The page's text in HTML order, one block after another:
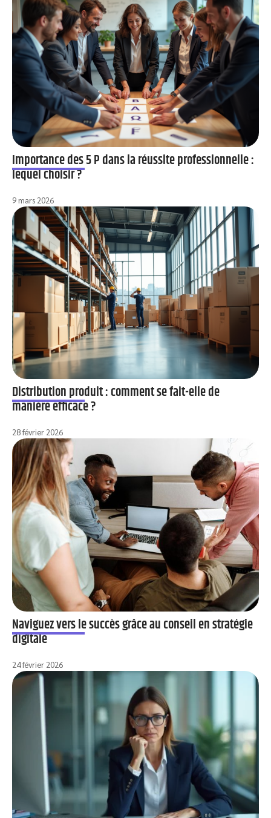
Importance des 5 P dans la réussite professionnelle :
lequel choisir ?
9 mars 2026
Distribution produit : comment se fait-elle de
manière efficace ?
28 février 2026
Naviguez vers le succès grâce au conseil en stratégie
digitale
24 février 2026